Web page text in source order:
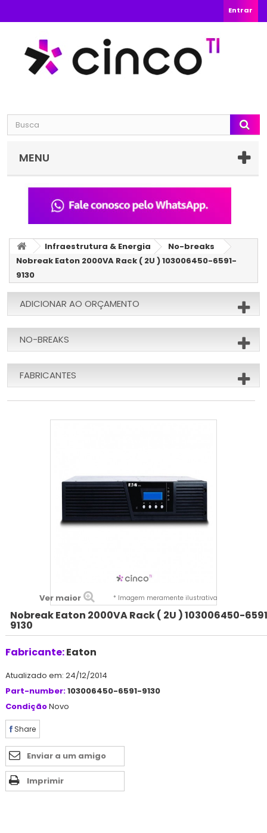
Entrar
MENU
Infraestrutura & Energia
No-breaks
Nobreak Eaton 2000VA Rack ( 2U ) 103006450-6591-
9130
ADICIONAR AO ORÇAMENTO
NO-BREAKS
FABRICANTES
Ver maior * Imagem meramente ilustrativa
Nobreak Eaton 2000VA Rack ( 2U ) 103006450-
9130
Fabricante:Eaton
Atualizado em: 24/12/2014
Part-number:103006450-6591-9130
CondiçãoNovo
Share
Enviar a um amigo
Imprimir